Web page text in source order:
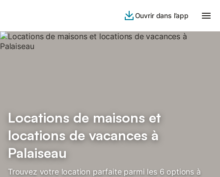
Ouvrir dans l’app
Locations de maisons et
locations de vacances à
Palaiseau
Trouvez votre location parfaite parmi les 6 options à